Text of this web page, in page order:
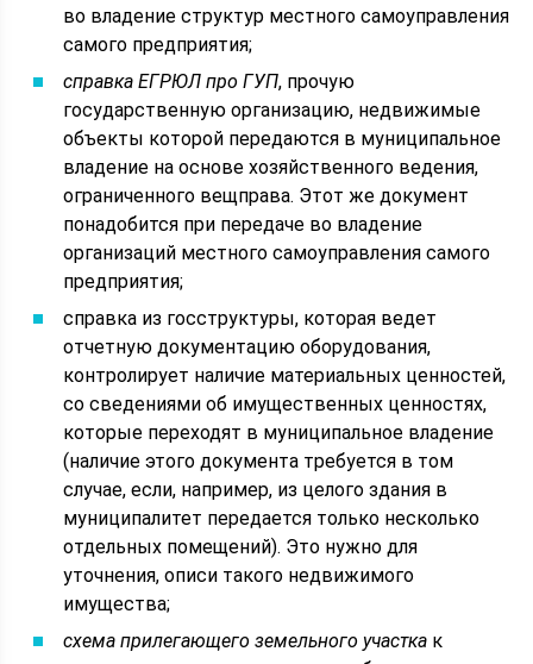
во владение структур местного самоуправления
самого предприятия;
справка ЕГРЮЛ про ГУП, прочую
государственную организацию, недвижимые
объекты которой передаются в муниципальное
владение на основе хозяйственного ведения,
ограниченного вещправа. Этот же документ
понадобится при передаче во владение
организаций местного самоуправления самого
предприятия;
справка из госструктуры, которая ведет
отчетную документацию оборудования,
контролирует наличие материальных ценностей,
со сведениями об имущественных ценностях,
которые переходят в муниципальное владение
(наличие этого документа требуется в том
случае, если, например, из целого здания в
муниципалитет передается только несколько
отдельных помещений). Это нужно для
уточнения, описи такого недвижимого
имущества;
схема прилегающего земельного участка к